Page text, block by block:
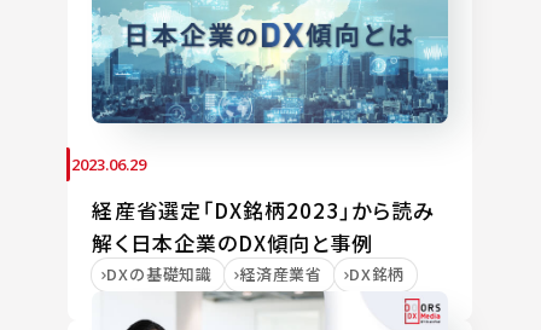
2023.06.29
経産省選定「DX銘柄2023」から読み
解く日本企業のDX傾向と事例
DXの基礎知識 経済産業省 DX銘柄